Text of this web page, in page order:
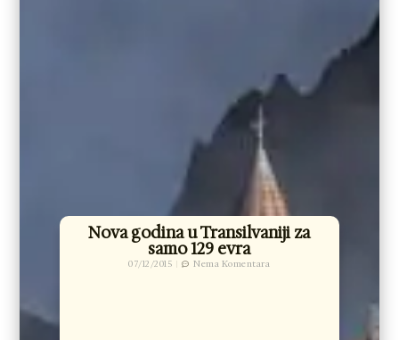
Nova godina u Transilvaniji za
samo 129 evra
07/12/2015 Nema Komentara